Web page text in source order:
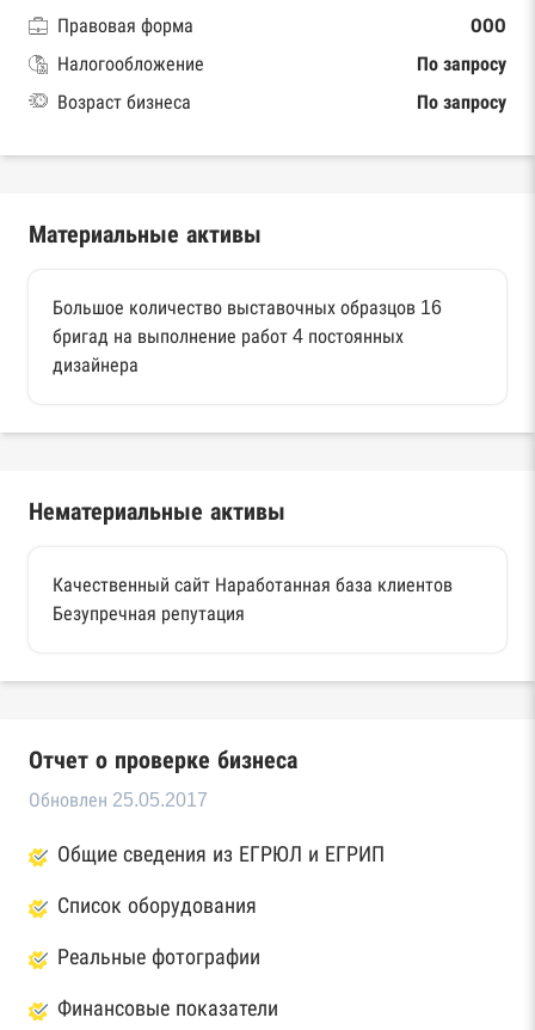
Правовая форма
ООО
Налогообложение
По запросу
Возраст бизнеса
По запросу
Материальные активы
Большое количество выставочных образцов 16
бригад на выполнение работ 4 постоянных
дизайнера
Нематериальные активы
Качественный сайт Наработанная база клиентов
Безупречная репутация
Отчет о проверке бизнеса
Обновлен 25.05.2017
Общие сведения из ЕГРЮЛ и ЕГРИП
Список оборудования
Реальные фотографии
Финансовые показатели